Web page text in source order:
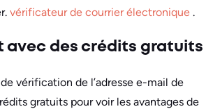
vérificateur de courrier électronique .
avec des crédits gratuits
vérification de l’adresse e-mail de
gratuits pour voir les avantages de